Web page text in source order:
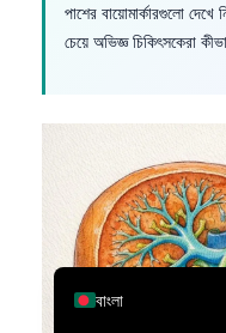
পাশের বায়োমার্কারগুলো
চেয়ে অভিজ্ঞ চিকিৎসকেরা
বাংলা
English
Deutsch
العربية
Español